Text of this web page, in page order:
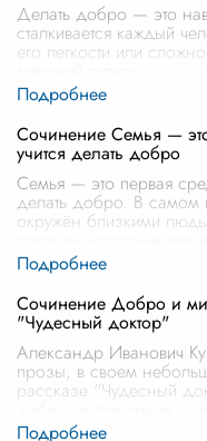
Делать добро — это
сталкивается каждый
его легкости или
Сочинение Семья —
учится делать добро
Семья — это первая
делать добро. В самом
окружён близкими
Сочинение Добро и
"Чудесный доктор"
Александр Иванович
прозы, в своем
рассказе "Чудесный